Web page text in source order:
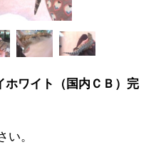
ワイト（国内ＣＢ）完
い。